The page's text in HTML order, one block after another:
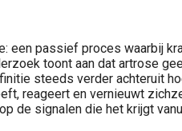
een passief proces waarbij
toont aan dat artrose
steeds verder achteruit
reageert en vernieuwt
de signalen die het krijgt